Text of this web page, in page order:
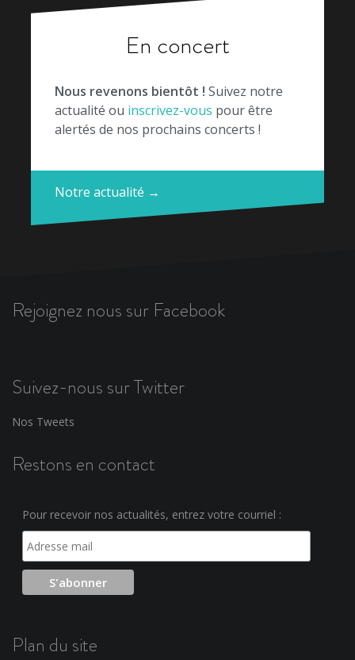
En concert
Nous revenons bientôt ! Suivez notre
actualité ou inscrivez-vous pour être
alertés de nos prochains concerts !
Notre actualité →
Rejoignez nous sur Facebook
Suivez-nous sur Twitter
Nos Tweets
Restons en contact
Pour recevoir nos actualités, entrez votre courriel :
Plan du site